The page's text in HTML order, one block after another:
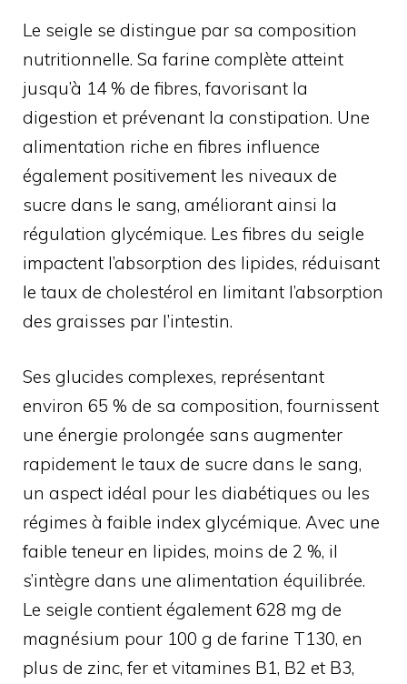
Le seigle se distingue par sa composition
nutritionnelle. Sa farine complète atteint
jusqu’à 14 % de fibres, favorisant la
digestion et prévenant la constipation. Une
alimentation riche en fibres influence
également positivement les niveaux de
sucre dans le sang, améliorant ainsi la
régulation glycémique. Les fibres du seigle
impactent l’absorption des lipides, réduisant
le taux de cholestérol en limitant l’absorption
des graisses par l’intestin.
Ses glucides complexes, représentant
environ 65 % de sa composition, fournissent
une énergie prolongée sans augmenter
rapidement le taux de sucre dans le sang,
un aspect idéal pour les diabétiques ou les
régimes à faible index glycémique. Avec une
faible teneur en lipides, moins de 2 %, il
s’intègre dans une alimentation équilibrée.
Le seigle contient également 628 mg de
magnésium pour 100 g de farine T130, en
plus de zinc, fer et vitamines B1, B2 et B3,